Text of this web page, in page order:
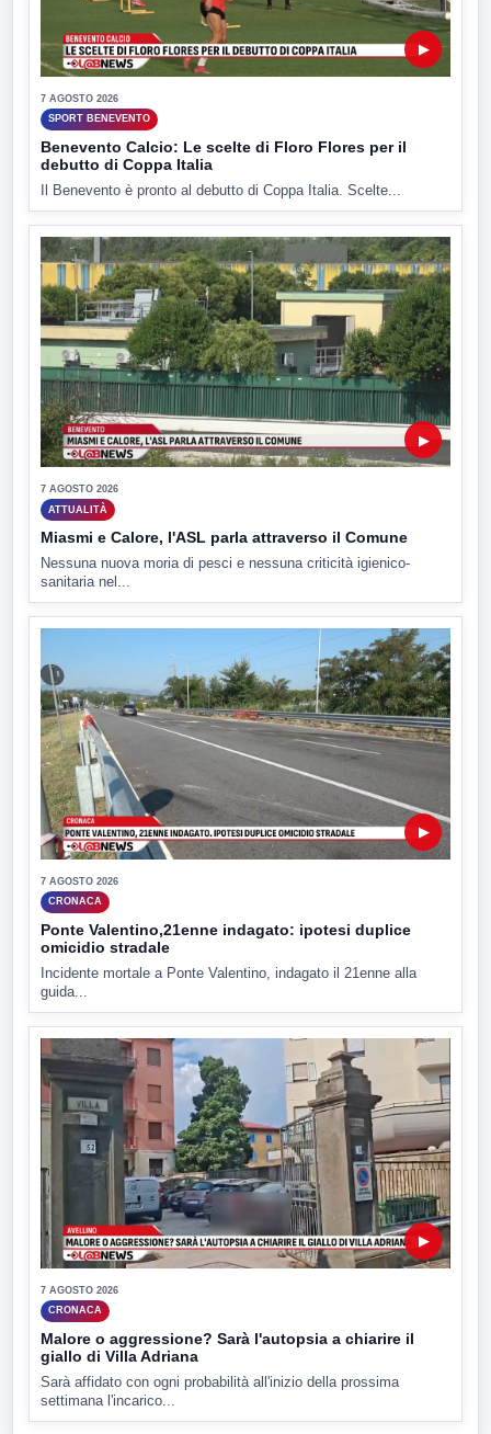
▶
7 AGOSTO 2026
SPORT BENEVENTO
Benevento Calcio: Le scelte di Floro Flores per il
debutto di Coppa Italia
Il Benevento è pronto al debutto di Coppa Italia. Scelte...
▶
7 AGOSTO 2026
ATTUALITÀ
Miasmi e Calore, l'ASL parla attraverso il Comune
Nessuna nuova moria di pesci e nessuna criticità igienico-
sanitaria nel...
▶
7 AGOSTO 2026
CRONACA
Ponte Valentino,21enne indagato: ipotesi duplice
omicidio stradale
Incidente mortale a Ponte Valentino, indagato il 21enne alla
guida...
▶
7 AGOSTO 2026
CRONACA
Malore o aggressione? Sarà l'autopsia a chiarire il
giallo di Villa Adriana
Sarà affidato con ogni probabilità all'inizio della prossima
settimana l'incarico...